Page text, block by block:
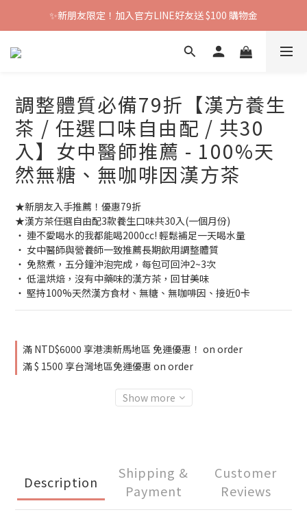
✨新朋友限定！加入官方LINE好友送 $100 購物金
調整體質必備79折【漢方養生
茶 / 任選口味自由配 / 共30
入】女中醫師推薦 - 100%天
然無糖、無咖啡因漢方茶
★新朋友入手推薦！優惠79折
★漢方茶任選自由配3款養生口味共30入(一個月份)
‧ 連不愛喝水的我都能喝2000cc! 輕鬆補足一天喝水量
‧ 女中醫師與營養師一致推薦長期飲用調整體質
‧ 免熬煮，五分鐘沖泡完成，每包可回沖2~3次
‧ 低溫烘焙，沒有中藥味的漢方茶，回甘美味
‧ 堅持100%天然漢方食材、無糖、無咖啡因、接近0卡
滿 NTD$6000 享港澳新馬地區 免運優惠！ on order
滿 $ 1500 享台灣地區免運優惠 on order
Show more
Description
Shipping &
Payment
Customer
Reviews